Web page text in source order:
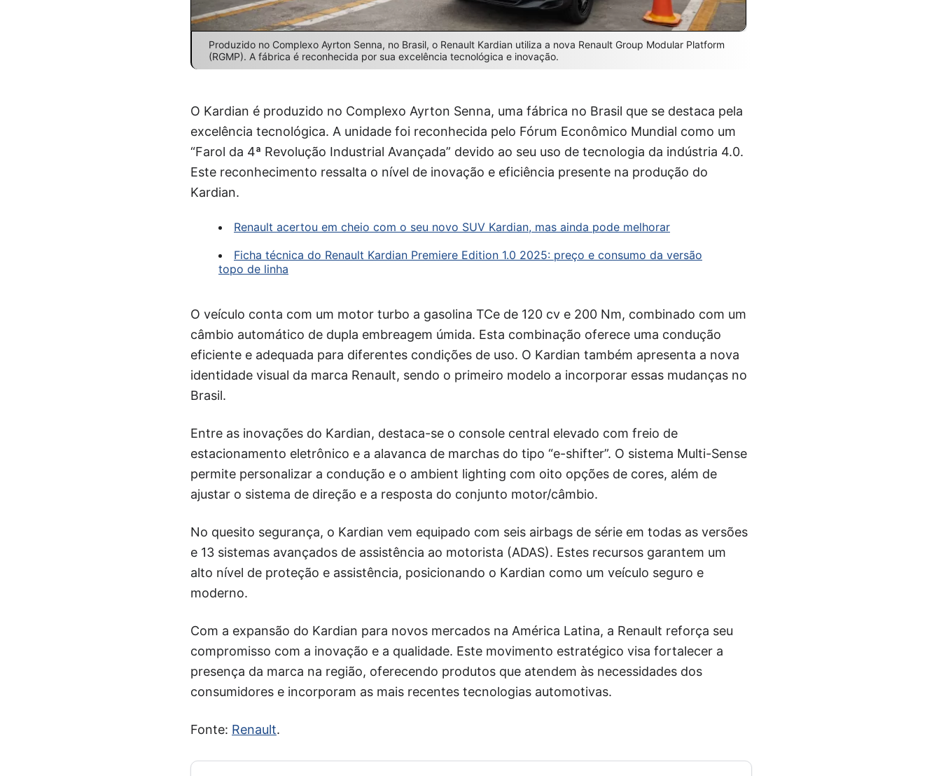
Produzido no Complexo Ayrton Senna, no Brasil, o Renault Kardian utiliza a nova Renault Group Modular Platform
(RGMP). A fábrica é reconhecida por sua excelência tecnológica e inovação.
O Kardian é produzido no Complexo Ayrton Senna, uma fábrica no Brasil que se destaca pela
excelência tecnológica. A unidade foi reconhecida pelo Fórum Econômico Mundial como um
“Farol da 4ª Revolução Industrial Avançada” devido ao seu uso de tecnologia da indústria 4.0.
Este reconhecimento ressalta o nível de inovação e eficiência presente na produção do
Kardian.
Renault acertou em cheio com o seu novo SUV Kardian, mas ainda pode melhorar
Ficha técnica do Renault Kardian Premiere Edition 1.0 2025: preço e consumo da versão
topo de linha
O veículo conta com um motor turbo a gasolina TCe de 120 cv e 200 Nm, combinado com um
câmbio automático de dupla embreagem úmida. Esta combinação oferece uma condução
eficiente e adequada para diferentes condições de uso. O Kardian também apresenta a nova
identidade visual da marca Renault, sendo o primeiro modelo a incorporar essas mudanças no
Brasil.
Entre as inovações do Kardian, destaca-se o console central elevado com freio de
estacionamento eletrônico e a alavanca de marchas do tipo “e-shifter”. O sistema Multi-Sense
permite personalizar a condução e o ambient lighting com oito opções de cores, além de
ajustar o sistema de direção e a resposta do conjunto motor/câmbio.
No quesito segurança, o Kardian vem equipado com seis airbags de série em todas as versões
e 13 sistemas avançados de assistência ao motorista (ADAS). Estes recursos garantem um
alto nível de proteção e assistência, posicionando o Kardian como um veículo seguro e
moderno.
Com a expansão do Kardian para novos mercados na América Latina, a Renault reforça seu
compromisso com a inovação e a qualidade. Este movimento estratégico visa fortalecer a
presença da marca na região, oferecendo produtos que atendem às necessidades dos
consumidores e incorporam as mais recentes tecnologias automotivas.
Fonte: Renault.